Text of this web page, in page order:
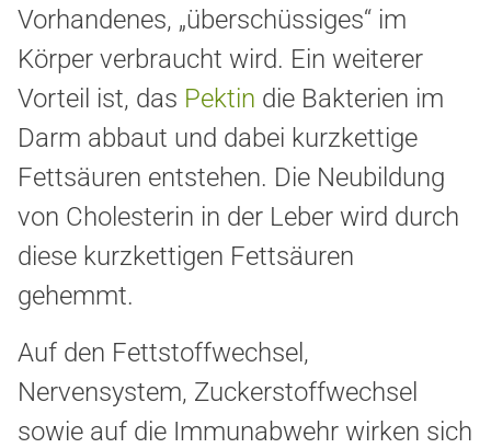
Vorhandenes, „überschüssiges“ im
Körper verbraucht wird. Ein weiterer
Vorteil ist, das Pektin die Bakterien im
Darm abbaut und dabei kurzkettige
Fettsäuren entstehen. Die Neubildung
von Cholesterin in der Leber wird durch
diese kurzkettigen Fettsäuren
gehemmt.
Auf den Fettstoffwechsel,
Nervensystem, Zuckerstoffwechsel
sowie auf die Immunabwehr wirken sich